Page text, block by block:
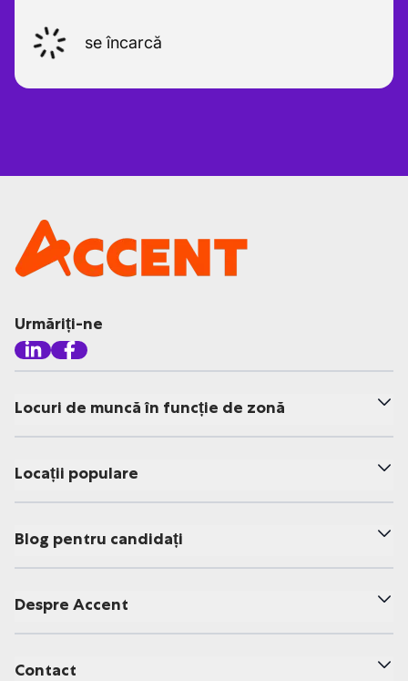
se încarcă
Urmăriți-ne
Locuri de muncă în funcție de zonă
Locații populare
Blog pentru candidați
Despre Accent
Contact